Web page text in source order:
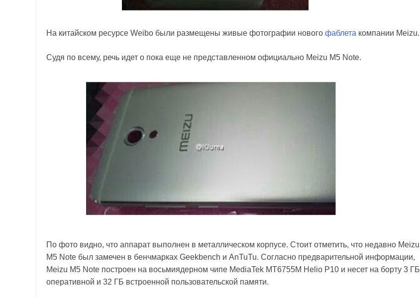
На китайском ресурсе Weibo были размещены живые фотографии нового фаблета компании Meizu.
Судя по всему, речь идет о пока еще не представленном официально Meizu M5 Note.
По фото видно, что аппарат выполнен в металлическом корпусе. Стоит отметить, что недавно Meizu
M5 Note был замечен в бенчмарках Geekbench и AnTuTu. Согласно предварительной информации,
Meizu M5 Note построен на восьмиядерном чипе MediaTek MT6755M Helio P10 и несет на борту 3 ГБ
оперативной и 32 ГБ встроенной пользовательской памяти.